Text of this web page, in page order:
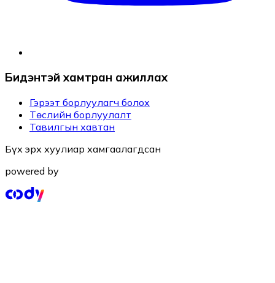
Бидэнтэй хамтран ажиллах
Гэрээт борлуулагч болох
Төслийн борлуулалт
Тавилгын хавтан
Бүх эрх хуулиар хамгаалагдсан
powered by